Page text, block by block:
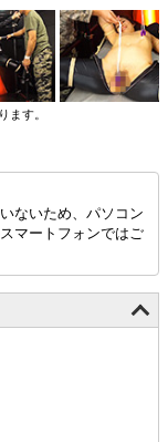
と秘貝は下衆な淫獣に
が開発した○問淫具は
刑台から逃れられるの
ます。
ないため、パソコン
マートフォンではご